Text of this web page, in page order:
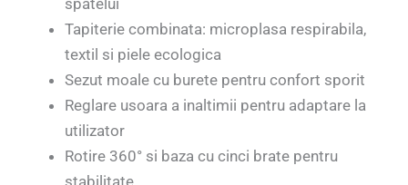
spatelui
Tapiterie combinata: microplasa respirabila,
textil si piele ecologica
Sezut moale cu burete pentru confort sporit
Reglare usoara a inaltimii pentru adaptare la
utilizator
Rotire 360° si baza cu cinci brate pentru